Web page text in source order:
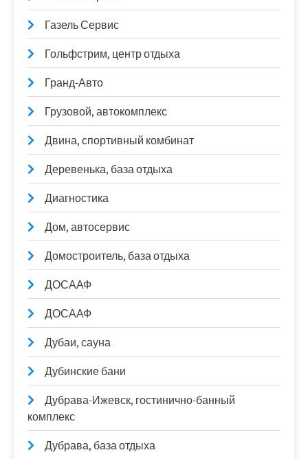
Газель Сервис
Гольфстрим, центр отдыха
Гранд-Авто
Грузовой, автокомплекс
Двина, спортивный комбинат
Деревенька, база отдыха
Диагностика
Дом, автосервис
Домостроитель, база отдыха
ДОСААФ
ДОСААФ
Дубаи, сауна
Дубинские бани
Дубрава-Ижевск, гостинично-банный
комплекс
Дубрава, база отдыха